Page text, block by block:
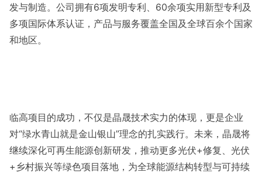
发与制造。公司拥有6项发明专利、60余项实用新型专利及
多项国际体系认证，产品与服务覆盖全国及全球百余个国家
和地区。
临高项目的成功，不仅是晶晟技术实力的体现，更是企业
对“绿水青山就是金山银山”理念的扎实践行。未来，晶晟将
继续深化可再生能源创新研发，推动更多光伏+修复、光伏
+乡村振兴等绿色项目落地，为全球能源结构转型与可持续